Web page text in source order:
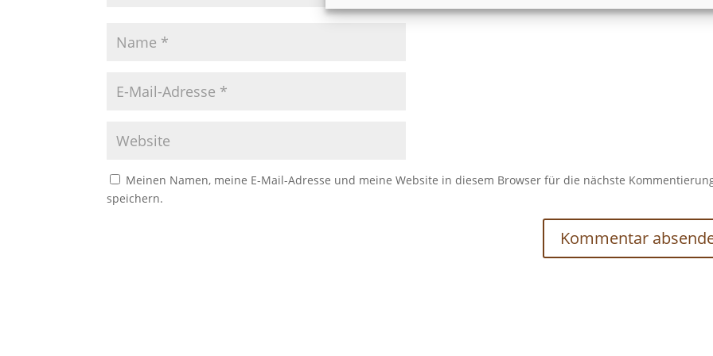
Meinen Namen, meine E-Mail-Adresse und meine Website in diesem Browser für die nächste
speichern.